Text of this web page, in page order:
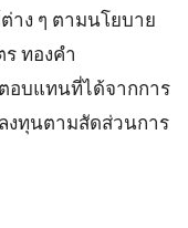
าง ๆ ตามนโยบาย
ทองคำ
อบแทนที่ได้จากการ
งทุนตามสัดส่วนการ